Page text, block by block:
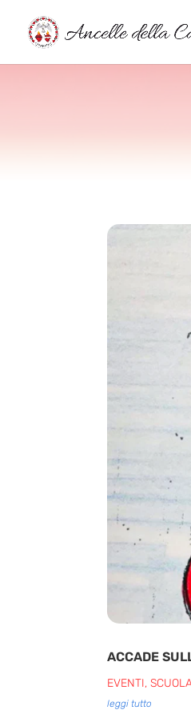
ACCADE
EVENTI,
leggi tutto